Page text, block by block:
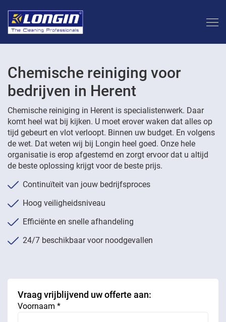
Chemische reiniging voor
bedrijven in Herent
Chemische reiniging in Herent is specialistenwerk. Daar
komt heel wat bij kijken. U moet erover waken dat alles op
tijd gebeurt en vlot verloopt. Binnen uw budget. En volgens
de wet. Dat weten wij bij Longin heel goed. Onze hele
organisatie is erop afgestemd en zorgt ervoor dat u altijd
de beste oplossing krijgt voor de beste prijs.
Continuïteit van jouw bedrijfsproces
Hoog veiligheidsniveau
Efficiënte en snelle afhandeling
24/7 beschikbaar voor noodgevallen
Vraag vrijblijvend uw offerte aan:
Voornaam *